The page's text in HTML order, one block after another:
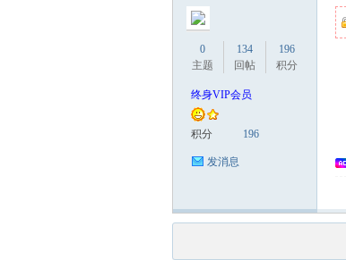
0
主题
134
回帖
196
积分
终身VIP会员
积分 196
发消息